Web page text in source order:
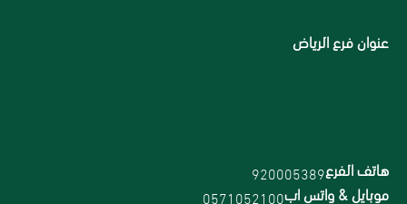
عنوان فرع الرياض
هاتف الفرع920005389
موبايل & واتس اب0571052100